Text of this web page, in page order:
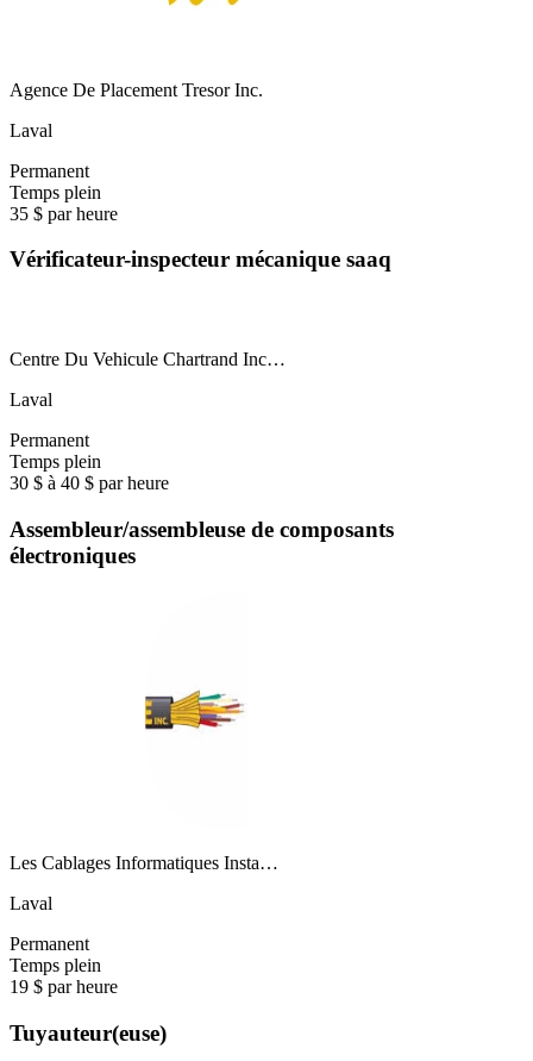
Agence De Placement Tresor Inc.
Laval
Permanent
Temps plein
35 $ par heure
Vérificateur-inspecteur mécanique saaq
Centre Du Vehicule Chartrand Inc…
Laval
Permanent
Temps plein
30 $ à 40 $ par heure
Assembleur/assembleuse de composants
électroniques
Les Cablages Informatiques Insta…
Laval
Permanent
Temps plein
19 $ par heure
Tuyauteur(euse)